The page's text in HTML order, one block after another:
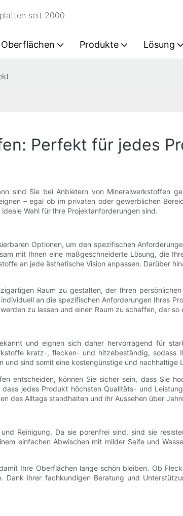
seit 2000
Produkte Lösung
Perfekt für jedes
sind Sie bei Anbietern von Mineralwerkstoffen
– egal ob im privaten oder gewerblichen
Wahl für Ihre Projektanforderungen sind.
Optionen, um den spezifischen
mit Ihnen eine maßgeschneiderte Lösung, die
an jede ästhetische Vision anpassen. Darüber
Raum zu gestalten, der Ihren
an die spezifischen Anforderungen Ihres
zu lassen und einen Raum zu schaffen, der
und eignen sich daher hervorragend für
kratz-, flecken- und hitzebeständig, sodass
sind somit eine kostengünstige und nachhaltige
entscheiden, können Sie sicher sein, dass Sie
jedes Produkt höchsten Qualitäts- und
des Alltags standhalten und ihr Aussehen über
Reinigung. Da sie porenfrei sind, sind sie
einfachen Abwischen mit milder Seife und
Ihre Oberflächen lange schön bleiben. Ob
ihrer fachkundigen Beratung und